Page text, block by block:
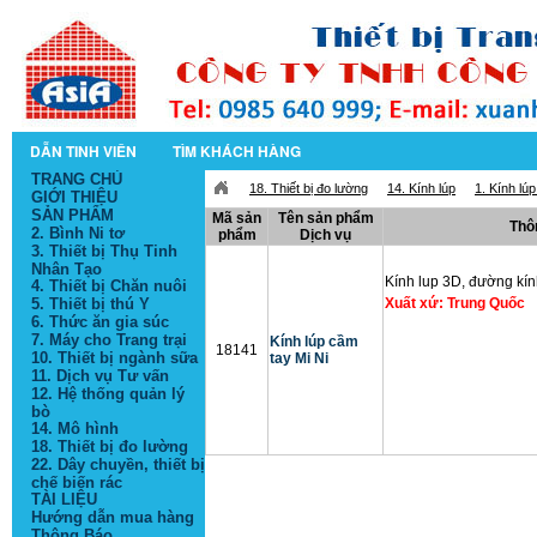
DẪN TINH VIÊN TÌM KHÁCH HÀNG
18. Thiết bị đo lường 14. Kính lúp 1. Kính
Mã sản
phẩm
Tên sản phẩm
Dịch vụ
18141
Kính lúp cầm
tay Mi Ni
Kính lup 3D, đường
Xuất xứ: Trung Quốc
TRANG CHỦ
GIỚI THIỆU
SẢN PHẨM
2. Bình Ni tơ
3. Thiết bị Thụ Tinh
Nhân Tạo
4. Thiết bị Chăn nuôi
5. Thiết bị thú Y
6. Thức ăn gia súc
7. Máy cho Trang trại
10. Thiết bị ngành sữa
11. Dịch vụ Tư vấn
12. Hệ thống quản lý
bò
14. Mô hình
18. Thiết bị đo lường
22. Dây chuyền, thiết bị
chế biến rác
TÀI LIỆU
Hướng dẫn mua hàng